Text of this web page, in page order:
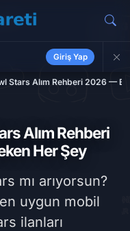
Giriş Yap
Stars Alım Rehberi 2026 —
Alım Rehberi
Her Şey
mı arıyorsun?
uygun mobil
ilanları